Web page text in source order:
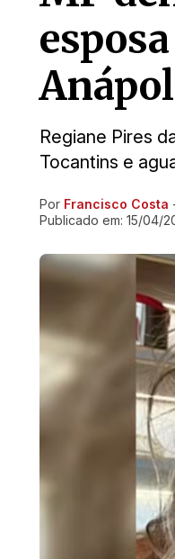
Regiane Pires
Tocantins e
Ir direto pra matéria
Por Francisco Costa
Publicado em: 15/04/